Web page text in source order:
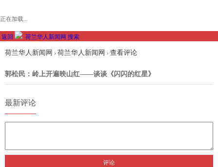
正在加载...
返回 荷兰华人新闻网 搜索
荷兰华人新闻网 › 荷兰华人新闻网 › 查看评论
郭松民：岭上开遍映山红——谈谈《闪闪的红星》
最新评论
评论